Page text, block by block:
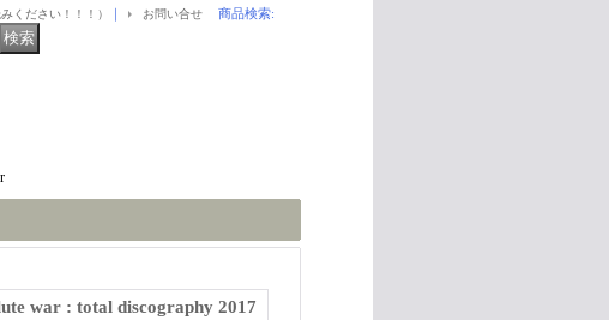
ください！！！） ｜ お問い合せ 商品検索:
war : total discography 2017